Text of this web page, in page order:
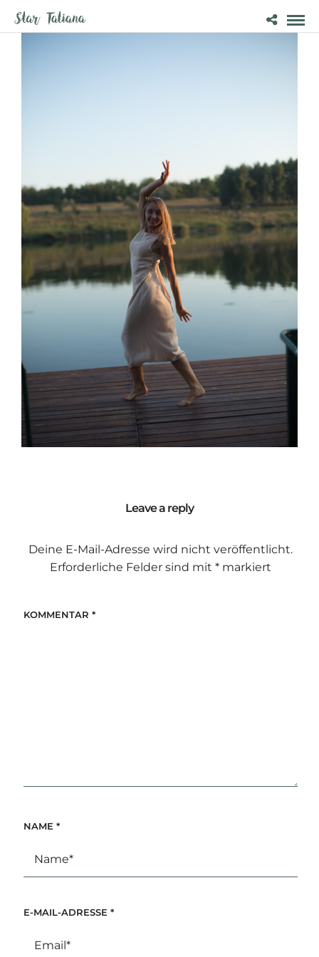
Leave a reply
Deine E-Mail-Adresse wird nicht veröffentlicht.
Erforderliche Felder sind mit *markiert
KOMMENTAR *
NAME *
E-MAIL-ADRESSE *